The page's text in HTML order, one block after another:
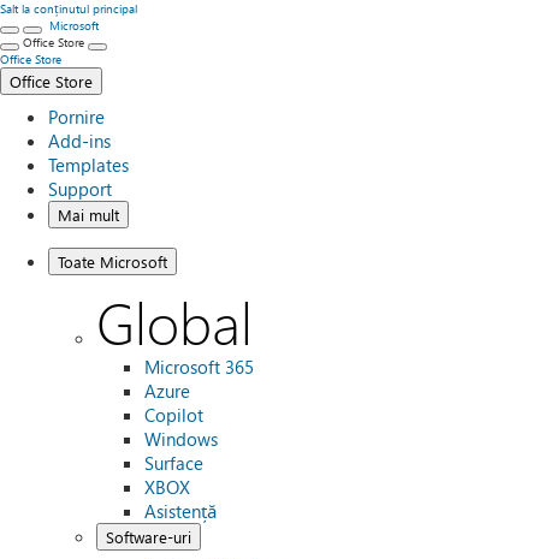
Salt la conținutul principal
Microsoft
Office Store
Office Store
Office Store
Pornire
Add-ins
Templates
Support
Mai mult
Toate Microsoft
Global
Microsoft 365
Azure
Copilot
Windows
Surface
XBOX
Asistență
Software-uri